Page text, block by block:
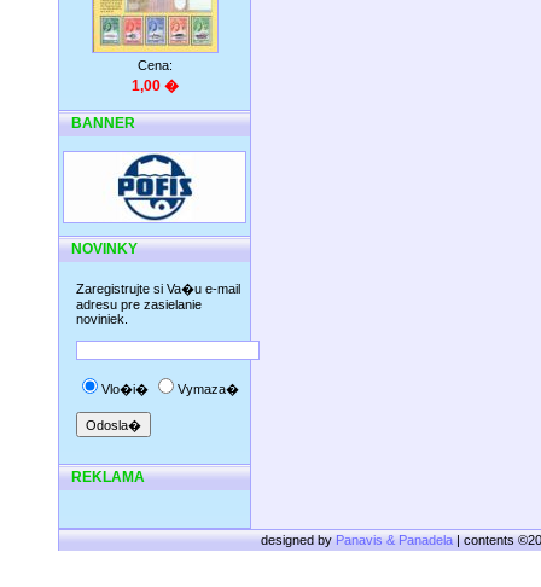
Cena:
1,00 �
BANNER
NOVINKY
Zaregistrujte si Va�u e-mail
adresu pre zasielanie
noviniek.
Vlo�i� Vymaza�
REKLAMA
designed byPanavis & Panadela| contents